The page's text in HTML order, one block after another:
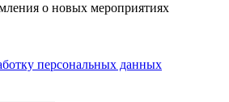
о новых мероприятиях
персональных данных